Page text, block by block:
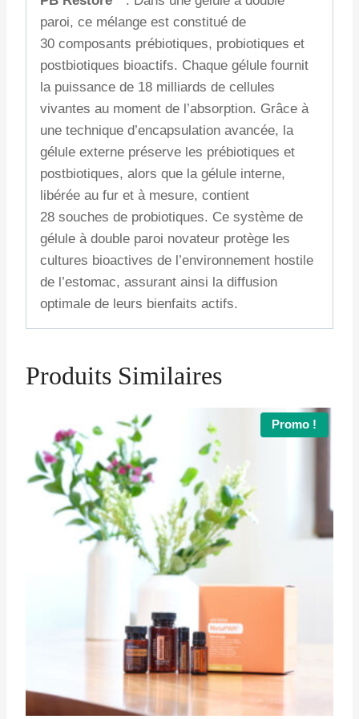
paroi, ce mélange est constitué de
30 composants prébiotiques, probiotiques et
postbiotiques bioactifs. Chaque gélule fournit
la puissance de 18 milliards de cellules
vivantes au moment de l’absorption. Grâce à
une technique d’encapsulation avancée, la
gélule externe préserve les prébiotiques et
postbiotiques, alors que la gélule interne,
libérée au fur et à mesure, contient
28 souches de probiotiques. Ce système de
gélule à double paroi novateur protège les
cultures bioactives de l’environnement hostile
de l’estomac, assurant ainsi la diffusion
optimale de leurs bienfaits actifs.
Produits Similaires
Promo !